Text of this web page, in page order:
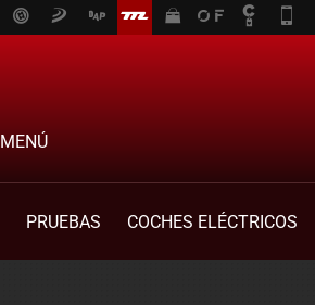
MENÚ
PRUEBAS COCHES ELÉCTRICOS